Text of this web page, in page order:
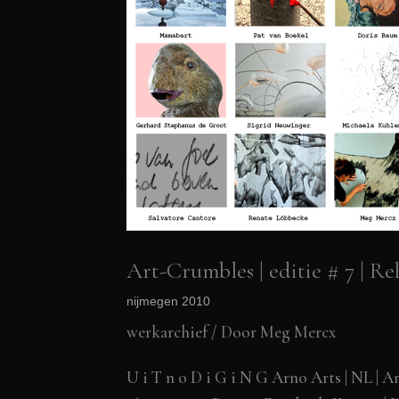
Art-Crumbles | editie # 7 |
nijmegen 2010
werkarchief/ Door Meg Mercx
U i T n o D i G i N G Arno Arts | NL |